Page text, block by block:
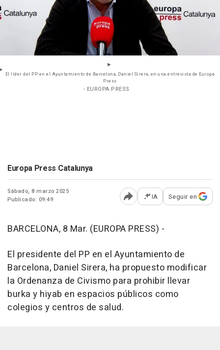
El líder del PP en el Ayuntamiento de Barcelona, Daniel Sirera, en una entrevista de Europa
Press
- EUROPA PRESS
Europa Press Catalunya
Sábado, 8 marzo 2025
Publicado: 09:49
Abrir opciones para
IA Seguir en
BARCELONA, 8 Mar. (EUROPA PRESS) -
El presidente del PP en el Ayuntamiento de
Barcelona, Daniel Sirera, ha propuesto modificar
la Ordenanza de Civismo para prohibir llevar
burka y hiyab en espacios públicos como
colegios y centros de salud.